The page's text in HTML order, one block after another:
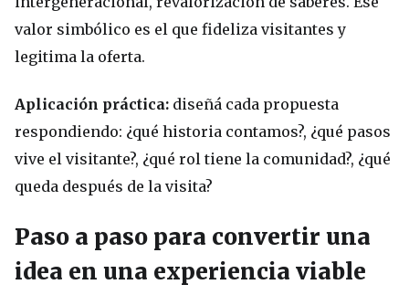
valor simbólico es el que fideliza visitantes y
legitima la oferta.
Aplicación práctica: diseñá cada propuesta
respondiendo: ¿qué historia contamos?, ¿qué pasos
vive el visitante?, ¿qué rol tiene la comunidad?, ¿qué
queda después de la visita?
Paso a paso para convertir una
idea en una experiencia viable